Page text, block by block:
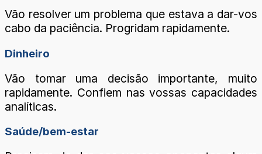
Vão resolver um problema que estava a dar-vos
cabo da paciência. Progridam rapidamente.
Dinheiro
Vão tomar uma decisão importante, muito
rapidamente. Confiem nas vossas capacidades
analíticas.
Saúde/bem-estar